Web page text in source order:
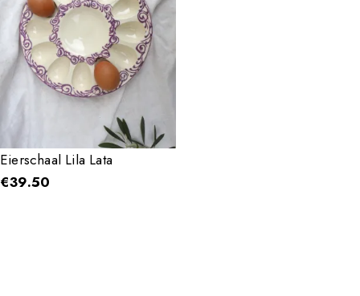
Eierschaal Lila Lata
€39.50